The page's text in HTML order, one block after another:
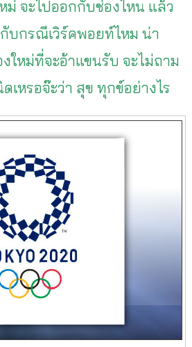
ม่ จะไปออกกับช่องไหน แล้ว
บกรณีเวิร์คพอยท์ไหม น่า
ใหม่ที่จะอ้าแขนรับ จะไม่ถาม
หรอจ๊ะว่า สุข ทุกข์อย่างไร